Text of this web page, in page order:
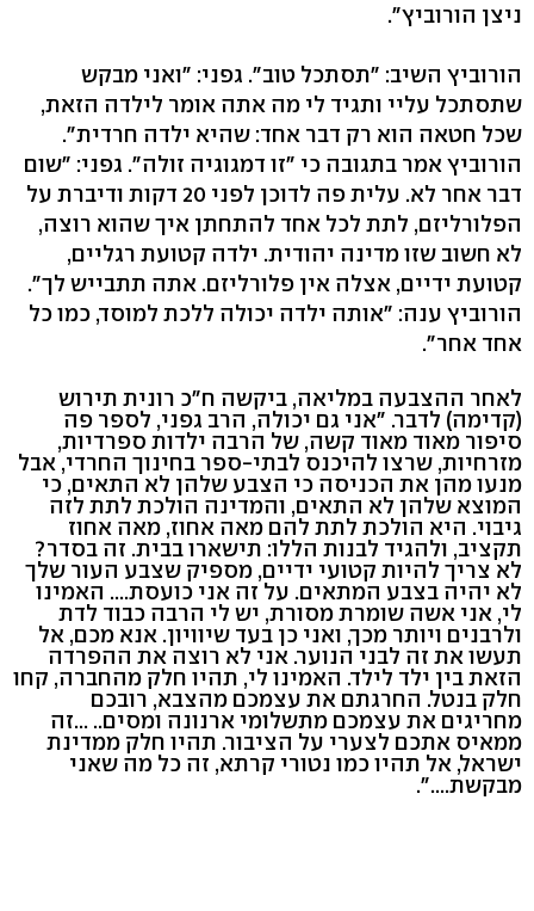
ניצן הורוביץ".
הורוביץ השיב: "תסתכל טוב". גפני: "ואני מבקש
שתסתכל עליי ותגיד לי מה אתה אומר לילדה הזאת,
שכל חטאה הוא רק דבר אחד: שהיא ילדה חרדית".
הורוביץ אמר בתגובה כי "זו דמגוגיה זולה". גפני: "שום
דבר אחר לא. עלית פה לדוכן לפני 20 דקות ודיברת על
הפלורליזם, לתת לכל אחד להתחתן איך שהוא רוצה,
לא חשוב שזו מדינה יהודית. ילדה קטועת רגליים,
קטועת ידיים, אצלה אין פלורליזם. אתה תתבייש לך".
הורוביץ ענה: "אותה ילדה יכולה ללכת למוסד, כמו כל
אחד אחר".
לאחר ההצבעה במליאה, ביקשה ח"כ רונית תירוש
(קדימה) לדבר. "אני גם יכולה, הרב גפני, לספר פה
סיפור מאוד מאוד קשה, של הרבה ילדות ספרדיות,
מזרחיות, שרצו להיכנס לבתי-ספר בחינוך החרדי, אבל
מנעו מהן את הכניסה כי הצבע שלהן לא התאים, כי
המוצא שלהן לא התאים, והמדינה הולכת לתת לזה
גיבוי. היא הולכת לתת להם מאה אחוז, מאה אחוז
תקציב, ולהגיד לבנות הללו: תישארו בבית. זה בסדר?
לא צריך להיות קטועי ידיים, מספיק שצבע העור שלך
לא יהיה בצבע המתאים. על זה אני כועסת.... האמינו
לי, אני אשה שומרת מסורת, יש לי הרבה כבוד לדת
ולרבנים ויותר מכך, ואני כן בעד שיוויון. אנא מכם, אל
תעשו את זה לבני הנוער. אני לא רוצה את ההפרדה
הזאת בין ילד לילד. האמינו לי, תהיו חלק מהחברה, קחו
חלק בנטל. החרגתם את עצמכם מהצבא, רובכם
מחריגים את עצמכם מתשלומי ארנונה ומסים.. ...זה
ממאיס אתכם לצערי על הציבור. תהיו חלק ממדינת
ישראל, אל תהיו כמו נטורי קרתא, זה כל מה שאני
מבקשת....".